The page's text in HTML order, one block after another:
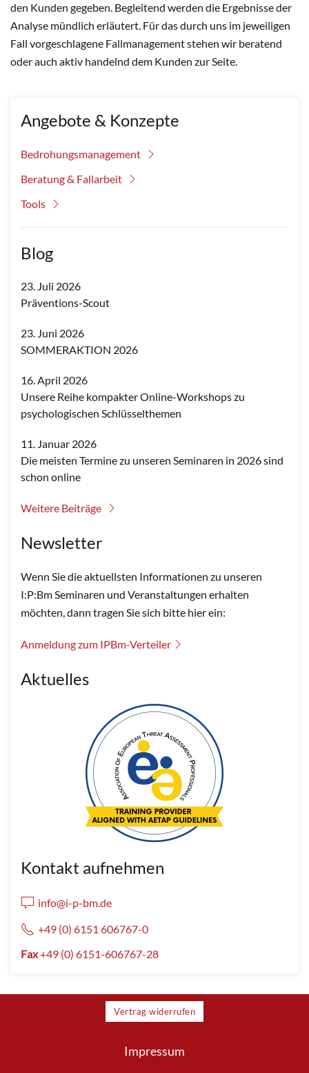
Angebote & Konzepte
Bedrohungsmanagement
Beratung & Fallarbeit
Tools
Blog
23. Juli 2026
Präventions-Scout
23. Juni 2026
SOMMERAKTION 2026
16. April 2026
Unsere Reihe kompakter Online-Workshops zu
psychologischen Schlüsselthemen
11. Januar 2026
Die meisten Termine zu unseren Seminaren in 2026 sind
schon online
Weitere Beiträge
Newsletter
Wenn Sie die aktuellsten Informationen zu unseren
I:P:Bm Seminaren und Veranstaltungen erhalten
möchten, dann tragen Sie sich bitte hier ein:
Anmeldung zum IPBm-Verteiler
Aktuelles
Kontakt aufnehmen
info@i-p-bm.de
+49 (0) 6151 606767-0
Fax+49 (0) 6151-606767-28
den Kunden gegeben. Begleitend werden die Ergebnisse der
Analyse mündlich erläutert. Für das durch uns im jeweiligen
Fall vorgeschlagene Fallmanagement stehen wir beratend
oder auch aktiv handelnd dem Kunden zur Seite.
Vertrag widerrufen
Impressum